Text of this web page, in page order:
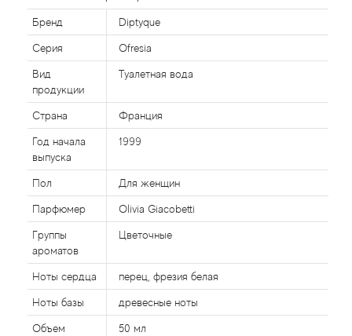
Бренд Diptyque
Серия Ofresia
Вид
продукции
Туалетная вода
Страна Франция
Год начала
выпуска
1999
Пол Для женщин
Парфюмер Olivia Giacobetti
Группы
ароматов
Цветочные
Ноты сердца перец, фрезия белая
Ноты базы древесные ноты
Объем 50 мл
Adidas
Aedes de Venustas
Aerin Lauder
Affinessence
Afnan
Agatha Ruiz de la Prada
Agent Provocateur
Agonist
Aigner